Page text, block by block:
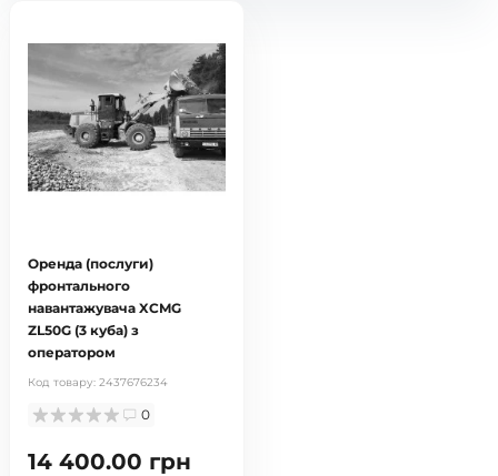
Оренда (послуги)
фронтального
навантажувача XCMG
ZL50G (3 куба) з
оператором
Код товару: 2437676234
0
14 400.00 грн